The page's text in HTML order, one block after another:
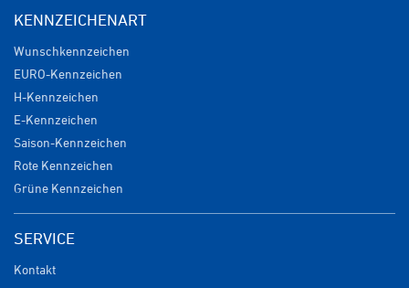
KENNZEICHENART
Wunschkennzeichen
EURO-Kennzeichen
H-Kennzeichen
E-Kennzeichen
Saison-Kennzeichen
Rote Kennzeichen
Grüne Kennzeichen
SERVICE
Kontakt